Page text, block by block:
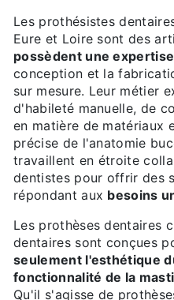
Les prothésistes
Eure et Loire sont des
possèdent une
conception et la
sur mesure. Leur métier
d'habileté manuelle, de
en matière de matériaux
précise de l'anatomie
travaillent en étroite
dentistes pour offrir des
répondant aux besoins
Les prothèses dentaires
dentaires sont conçues
seulement l'esthétique
fonctionnalité de la
Qu'il s'agisse de